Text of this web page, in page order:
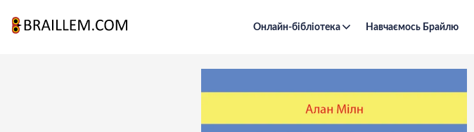
Онлайн-бібліотека Навчаємось Брайлю